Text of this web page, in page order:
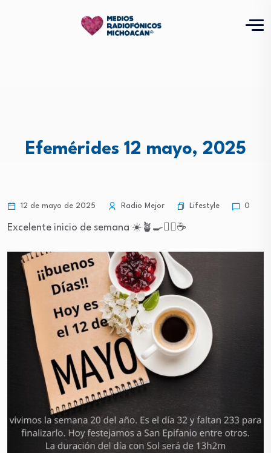
Efemérides 12 mayo, 2025
12 de mayo de 2025 Radio Mejor Lifestyle 0
Excelente inicio de semana ☀️🪴🍳🧘‍♀️☕️